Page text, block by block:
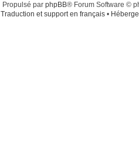
Propulsé par phpBB® Forum Software ©
Traduction et support en français •